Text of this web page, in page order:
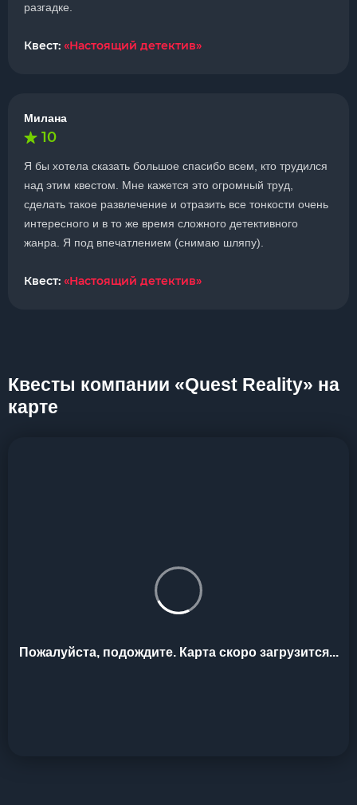
разгадке.
Квест: «Настоящий детектив»
Милана
10
Я бы хотела сказать большое спасибо всем, кто трудился
над этим квестом. Мне кажется это огромный труд,
сделать такое развлечение и отразить все тонкости очень
интересного и в то же время сложного детективного
жанра. Я под впечатлением (снимаю шляпу).
Квест: «Настоящий детектив»
Квесты компании «Quest Reality» на
карте
Пожалуйста, подождите. Карта скоро загрузится...